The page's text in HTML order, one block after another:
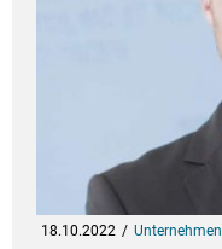
18.10.2022 Unternehmen